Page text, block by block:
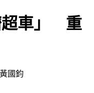
超車」 重
國鈞